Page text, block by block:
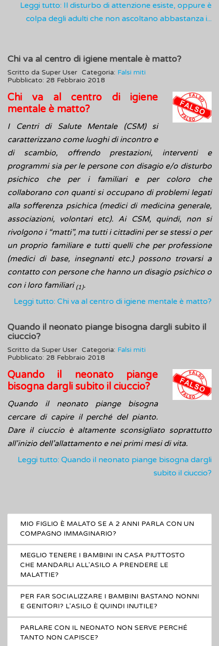
Leggi tutto: Il disturbo di attenzione esiste, oppure è
colpa degli adulti che non ascoltano abbastanza i...
Chi va al centro di igiene mentale è matto?
Scritto da Super User Categoria: Falsi miti
Pubblicato: 28 Febbraio 2018
Chi va al centro di igiene
mentale è matto?
I Centri di Salute Mentale (CSM) si
caratterizzano come luoghi di incontro e
di scambio, offrendo prestazioni, interventi e
programmi sia per le persone con disagio e/o disturbo
psichico che per i familiari e per coloro che
collaborano con quanti si occupano di problemi legati
alla sofferenza psichica (medici di medicina generale,
associazioni, volontari etc). Ai CSM, quindi, non si
rivolgono i “matti”, ma tutti i cittadini per se stessi o per
un proprio familiare e tutti quelli che per professione
(medici di base, insegnanti etc.) possono trovarsi a
contatto con persone che hanno un disagio psichico o
con i loro familiari (1).
Leggi tutto: Chi va al centro di igiene mentale è matto?
Quando il neonato piange bisogna dargli subito il
ciuccio?
Scritto da Super User Categoria: Falsi miti
Pubblicato: 28 Febbraio 2018
Quando il neonato piange
bisogna dargli subito il ciuccio?
Quando il neonato piange bisogna
cercare di capire il perché del pianto.
Dare il ciuccio è altamente sconsigliato soprattutto
all'inizio dell’allattamento e nei primi mesi di vita.
Leggi tutto: Quando il neonato piange bisogna dargli
subito il ciuccio?
MIO FIGLIO È MALATO SE A 2 ANNI PARLA CON UN
COMPAGNO IMMAGINARIO?
MEGLIO TENERE I BAMBINI IN CASA PIUTTOSTO
CHE MANDARLI ALL'ASILO A PRENDERE LE
MALATTIE?
PER FAR SOCIALIZZARE I BAMBINI BASTANO NONNI
E GENITORI? L'ASILO È QUINDI INUTILE?
PARLARE CON IL NEONATO NON SERVE PERCHÉ
TANTO NON CAPISCE?